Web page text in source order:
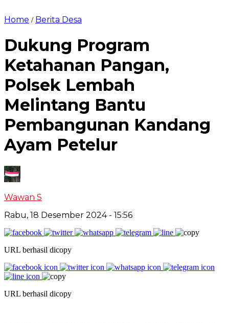
Home / Berita Desa
Dukung Program
Ketahanan Pangan,
Polsek Lembah
Melintang Bantu
Pembangunan Kandang
Ayam Petelur
Wawan S
Rabu, 18 Desember 2024 - 15:56
URL berhasil dicopy
URL berhasil dicopy